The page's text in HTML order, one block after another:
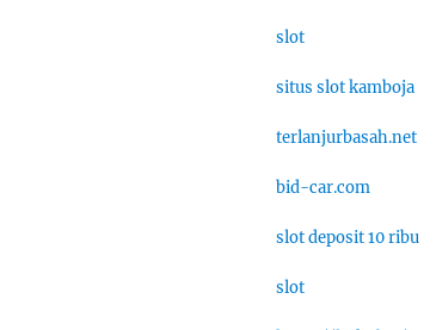
slot
situs slot kamboja
terlanjurbasah.net
bid-car.com
slot deposit 10 ribu
slot